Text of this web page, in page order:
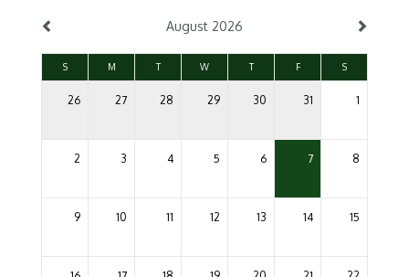
August 2026
S M T W T F S
26 27 28 29 30 31 1
2 3 4 5 6 7 8
9 10 11 12 13 14 15